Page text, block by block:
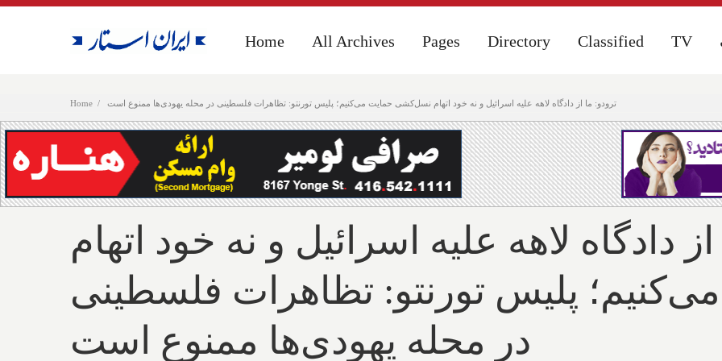
Home ترودو: ما از دادگاه لاهه علیه اسرائیل و نه خود اتهام نسل‌کشی حمایت می‌کنیم؛ پلیس تورنتو: تظاهرات فلسطینی در محله یهودی‌ها ممنوع است
Home All Archives Pages Directory Classified TV
Home All Archives Pages Directory Classified TV
دادگاه لاهه علیه اسرائیل و نه خود اتهام
پلیس تورنتو: تظاهرات فلسطینی
در محله یهودی‌ها ممنوع است